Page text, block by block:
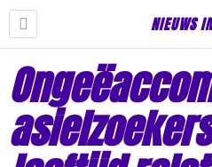
NIEUWS